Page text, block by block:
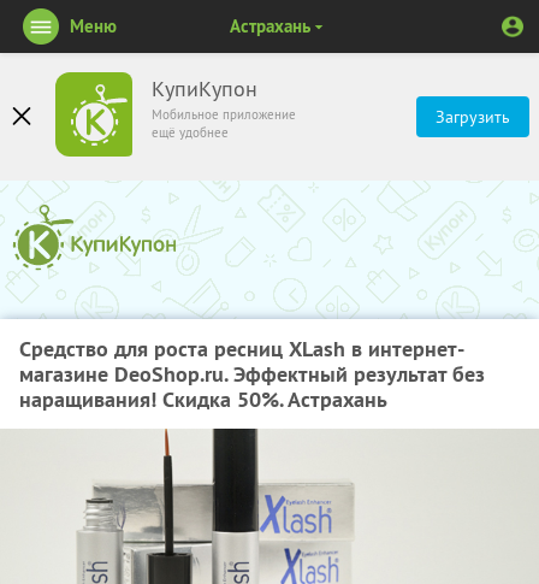
КупиКупон
Мобильное приложение
ещё удобнее
Загрузить
Меню Астрахань
Средство для роста ресниц XLash в интернет-
магазине DeoShop.ru. Эффектный результат без
наращивания! Скидка 50%. Астрахань